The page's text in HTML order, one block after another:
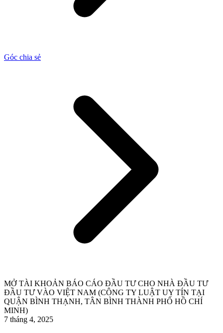
Góc chia sẻ
MỞ TÀI KHOẢN BÁO CÁO ĐẦU TƯ CHO NHÀ ĐẦU TƯ
ĐẦU TƯ VÀO VIỆT NAM (CÔNG TY LUẬT UY TÍN TẠI
QUẬN BÌNH THẠNH, TÂN BÌNH THÀNH PHỐ HỒ CHÍ
MINH)
7 tháng 4, 2025